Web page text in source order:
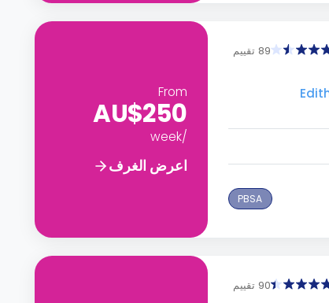
89 تقييم
PBSA
From
AU$250
/week
اعرض الغرف
90 تقييم